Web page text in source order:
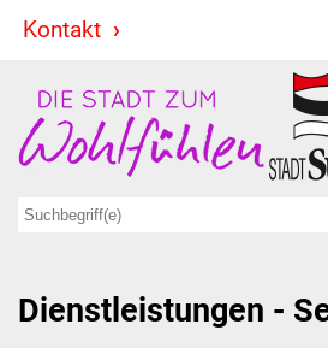
Kontakt
Stadt &
Dienstleistungen -